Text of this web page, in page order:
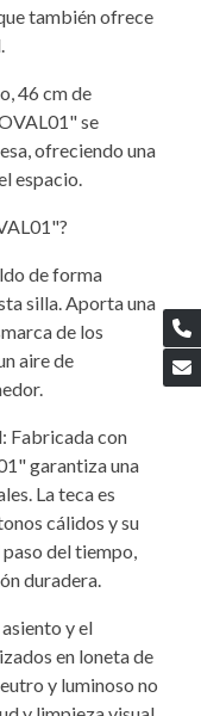
también ofrece
46 cm de
se
ofreciendo una
espacio.
de forma
silla. Aporta una
de los
aire de
Fabricada con
garantiza una
La teca es
cálidos y su
del tiempo,
duradera.
y el
en loneta de
y luminoso no